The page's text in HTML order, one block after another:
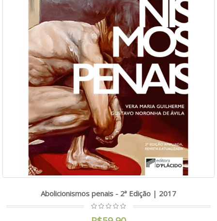
Abolicionismos penais - 2ª Edição | 2017